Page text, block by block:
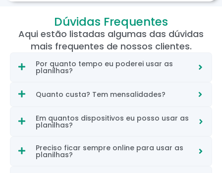
Dúvidas Frequentes
Aqui estão listadas algumas das dúvidas
mais frequentes de nossos clientes.
Por quanto tempo eu poderei usar as
planilhas?
Quanto custa? Tem mensalidades?
Em quantos dispositivos eu posso usar as
planilhas?
Preciso ficar sempre online para usar as
planilhas?